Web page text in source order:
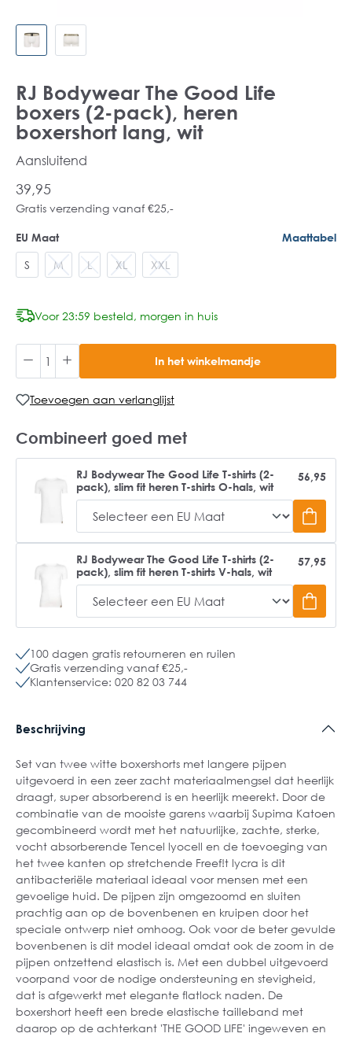
RJ Bodywear The Good Life
boxers (2-pack), heren
boxershort lang, wit
Aansluitend
39,95
Gratis verzending vanaf €25,-
EU Maat Maattabel
S M L XL XXL
Voor 23:59 besteld, morgen in huis
In het winkelmandje
Toevoegen aan verlanglijst
Combineert goed met
RJ Bodywear The Good Life T-shirts (2-
pack), slim fit heren T-shirts O-hals, wit
56,95
RJ Bodywear The Good Life T-shirts (2-
pack), slim fit heren T-shirts V-hals, wit
57,95
100 dagen gratis retourneren en ruilen
Gratis verzending vanaf €25,-
Klantenservice: 020 82 03 744
Beschrijving
Set van twee witte boxershorts met langere pijpen
uitgevoerd in een zeer zacht materiaalmengsel dat heerlijk
draagt, super absorberend is en heerlijk meerekt. Door de
combinatie van de mooiste garens waarbij Supima Katoen
gecombineerd wordt met het natuurlijke, zachte, sterke,
vocht absorberende Tencel lyocell en de toevoeging van
het twee kanten op stretchende Freef!t lycra is dit
antibacteriële materiaal ideaal voor mensen met een
gevoelige huid. De pijpen zijn omgezoomd en sluiten
prachtig aan op de bovenbenen en kruipen door het
speciale ontwerp niet omhoog. Ook voor de beter gevulde
bovenbenen is dit model ideaal omdat ook de zoom in de
pijpen ontzettend elastisch is. Met een dubbel uitgevoerd
voorpand voor de nodige ondersteuning en stevigheid,
dat is afgewerkt met elegante flatlock naden. De
boxershort heeft een brede elastische tailleband met
daarop op de achterkant 'THE GOOD LIFE' ingeweven en